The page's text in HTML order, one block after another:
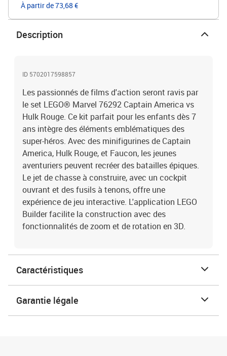
À partir de 73,68 €
Description
ID 5702017598857
Les passionnés de films d'action seront ravis par
le set LEGO® Marvel 76292 Captain America vs
Hulk Rouge. Ce kit parfait pour les enfants dès 7
ans intègre des éléments emblématiques des
super-héros. Avec des minifigurines de Captain
America, Hulk Rouge, et Faucon, les jeunes
aventuriers peuvent recréer des batailles épiques.
Le jet de chasse à construire, avec un cockpit
ouvrant et des fusils à tenons, offre une
expérience de jeu interactive. L'application LEGO
Builder facilite la construction avec des
fonctionnalités de zoom et de rotation en 3D.
Caractéristiques
Garantie légale